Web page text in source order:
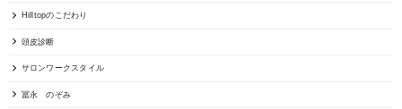
Hilltopのこだわり
頭皮診断
サロンワークスタイル
冨永 のぞみ